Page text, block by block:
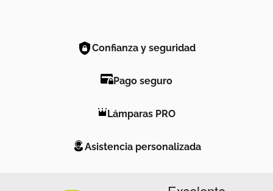
Confianza y seguridad
Pago seguro
Lámparas PRO
Asistencia personalizada